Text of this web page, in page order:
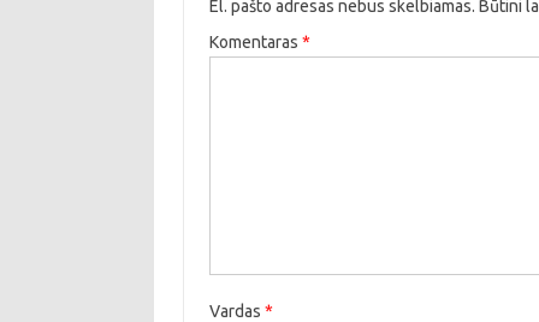
El. pašto adresas nebus skelbiamas. Būtini
Komentaras *
Vardas *